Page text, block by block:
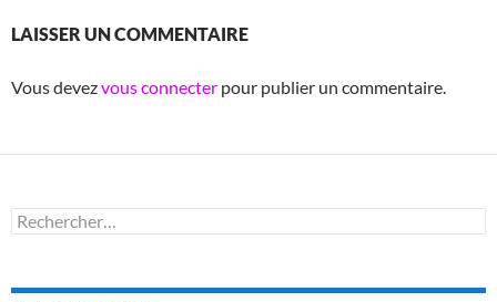
LAISSER UN COMMENTAIRE
Vous devezvous connecter pour publier un commentaire.
Rechercher :